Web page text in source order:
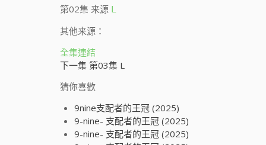
第02集 来源 L
其他来源：
全集連結
下一集 第03集 L
猜你喜歡
9nine支配者的王冠 (2025)
9-nine- 支配者的王冠 (2025)
9-nine- 支配者的王冠 (2025)